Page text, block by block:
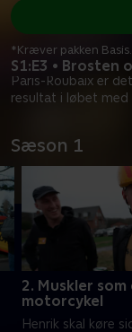
S1:E3 • Brosten
Paris-Roubaix er
resultat i løbet med
*Kræver pakken
Sæson 1
2. Muskler som
motorcykel
Henrik skal køre